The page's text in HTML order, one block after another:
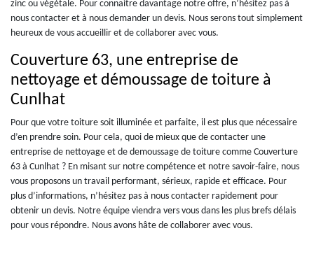
zinc ou végétale. Pour connaitre davantage notre offre, n’hésitez pas à
nous contacter et à nous demander un devis. Nous serons tout simplement
heureux de vous accueillir et de collaborer avec vous.
Couverture 63, une entreprise de
nettoyage et démoussage de toiture à
Cunlhat
Pour que votre toiture soit illuminée et parfaite, il est plus que nécessaire
d’en prendre soin. Pour cela, quoi de mieux que de contacter une
entreprise de nettoyage et de demoussage de toiture comme Couverture
63 à Cunlhat ? En misant sur notre compétence et notre savoir-faire, nous
vous proposons un travail performant, sérieux, rapide et efficace. Pour
plus d’informations, n’hésitez pas à nous contacter rapidement pour
obtenir un devis. Notre équipe viendra vers vous dans les plus brefs délais
pour vous répondre. Nous avons hâte de collaborer avec vous.